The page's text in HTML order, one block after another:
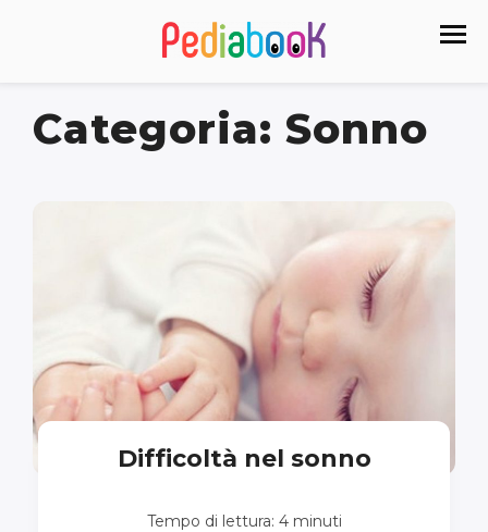
Categoria: Sonno
Difficoltà nel sonno
Tempo di lettura: 4 minuti